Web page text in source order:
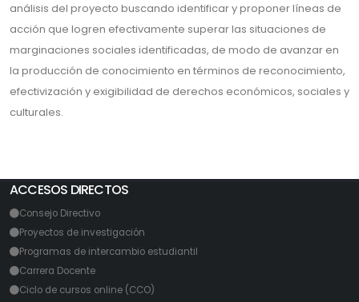
análisis del proyecto buscando identificar y proponer líneas de
acción que logren efectivamente superar las situaciones de
marginaciones sociales identificadas, de modo de avanzar en
la producción de conocimiento en términos de reconocimiento,
efectivización y exigibilidad de derechos económicos, sociales y
culturales.
ACCESOS DIRECTOS
Consejo Directivo
Proyectos de investigación
Programas de intercambio estudiantil
Carrera Docente
Ciclo de cursos online (CCO)